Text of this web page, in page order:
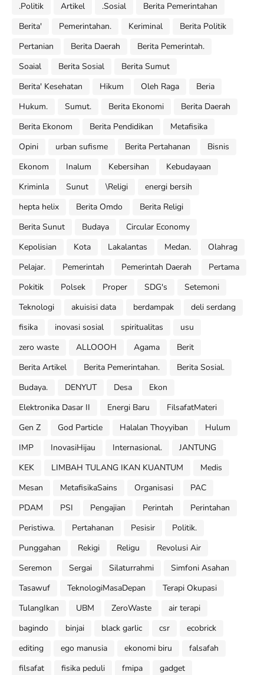
.Politik
Artikel .Sosial
Berita Pemerintahan
Berita'
Pemerintahan. Keriminal
Berita Politik
Pertanian
Berita Daerah
Berita Pemerintah.
Soaial
Berita Sosial
Berita Sumut
Berita' Kesehatan
Hikum Oleh Raga
Beria
Hukum.
Sumut. Berita Ekonomi
Berita Daerah
Berita Ekonom
Berita Pendidikan
Metafisika
Opini
urban sufisme Berita Pertahanan
Bisnis
Ekonom
Inalum Kebersihan
Kebudayaan
Kriminla
Sunut \Religi
energi bersih
hepta helix
Berita Omdo
Berita Religi
Berita Sunut
Budaya
Circular Economy
Kepolisian
Kota Lakalantas Medan.
Olahrag
Pelajar.
Pemerintah Pemerintah Daerah
Pertama
Pokitik
Polsek Proper SDG's
Setemoni
Teknologi
akuisisi data berdampak
deli serdang
fisika
inovasi sosial spiritualitas
usu
zero waste
ALLOOOH Agama
Berit
Berita Artikel
Berita Pemerintahan.
Berita Sosial.
Budaya.
DENYUT Desa
Ekon
Elektronika Dasar II
Energi Baru
FilsafatMateri
Gen Z
God Particle Halalan Thoyyiban
Hulum
IMP
InovasiHijau Internasional.
JANTUNG
KEK
LIMBAH TULANG IKAN KUANTUM
Medis
Mesan
MetafisikaSains Organisasi
PAC
PDAM
PSI Pengajian Perintah
Perintahan
Peristiwa.
Pertahanan Pesisir
Politik.
Punggahan
Rekigi Religu
Revolusi Air
Seremon
Sergai Silaturrahmi
Simfoni Asahan
Tasawuf
TeknologiMasaDepan
Terapi Okupasi
TulangIkan
UBM ZeroWaste
air terapi
bagindo
binjai black garlic csr
ecobrick
editing
ego manusia ekonomi biru
falsafah
filsafat
fisika peduli fmipa
gadget